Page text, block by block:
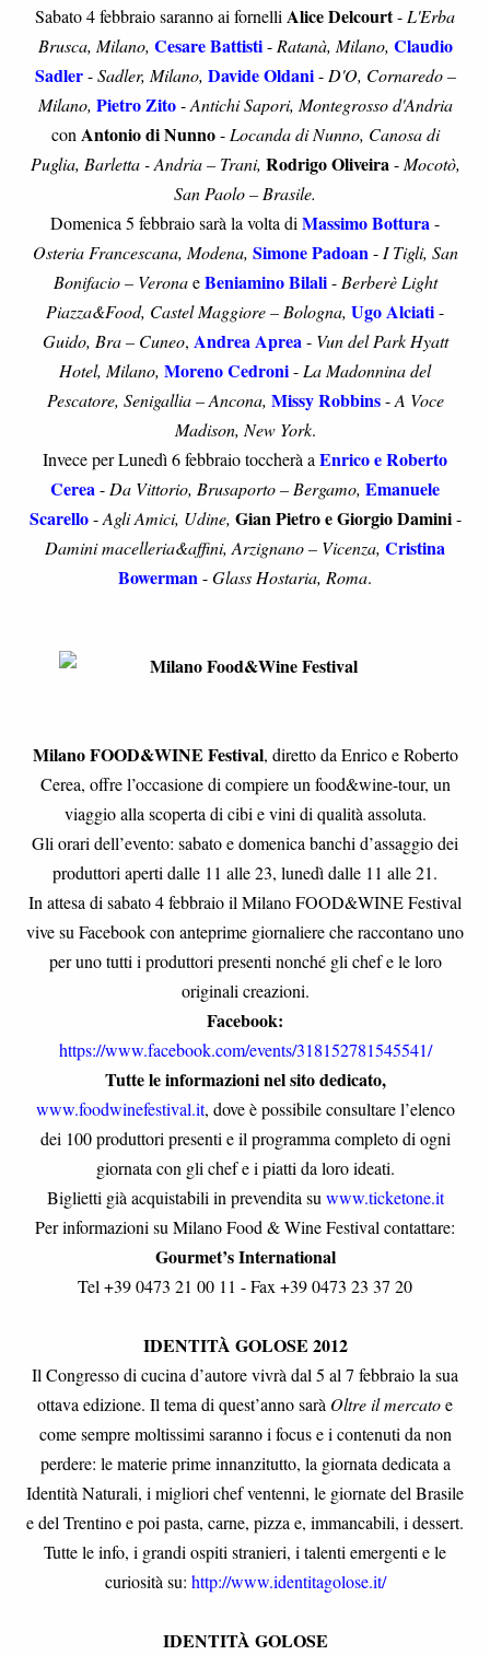
Sabato 4 febbraio saranno ai fornelliAlice Delcourt-L'Erba
Brusca, Milano, Cesare Battisti-Ratanà, Milano, Claudio
Sadler -Sadler, Milano, Davide Oldani-D'O, Cornaredo –
Milano, Pietro Zito-Antichi Sapori, Montegrosso d'Andria
conAntonio di Nunno-Locanda di Nunno, Canosa di
Puglia, Barletta - Andria – Trani, Rodrigo Oliveira-Mocotò,
San Paolo – Brasile.
Domenica 5 febbraio sarà la volta diMassimo Bottura-
Osteria Francescana, Modena, Simone Padoan-I Tigli, San
Bonifacio – Veronae Beniamino Bilali-Berberè Light
Piazza&Food, Castel Maggiore – Bologna, Ugo Alciati-
Guido, Bra – Cuneo, Andrea Aprea- Vun del Park Hyatt
Hotel, Milano, Moreno Cedroni-La Madonnina del
Pescatore, Senigallia – Ancona, Missy Robbins-A Voce
Madison, New York.
Invece per Lunedì 6 febbraio toccherà aEnrico e Roberto
Cerea-Da Vittorio, Brusaporto – Bergamo, Emanuele
Scarello-Agli Amici, Udine, Gian Pietro e Giorgio Damini-
Damini macelleria&affini, Arzignano – Vicenza, Cristina
Bowerman-Glass Hostaria, Roma.
Milano FOOD&WINE Festival, diretto da Enrico e Roberto
Cerea, offre l’occasione di compiere un food&wine-tour, un
viaggio alla scoperta di cibi e vini di qualità assoluta.
Gli orari dell’evento: sabato e domenica banchi d’assaggio dei
produttori aperti dalle 11 alle 23, lunedì dalle 11 alle 21.
In attesa di sabato 4 febbraio il Milano FOOD&WINE Festival
vive su Facebook con anteprime giornaliere che raccontano uno
per uno tutti i produttori presenti nonché gli chef e le loro
originali creazioni.
Facebook:
https://www.facebook.com/events/318152781545541/
Tutte le informazioni nel sito dedicato,
www.foodwinefestival.it, dove è possibile consultare l’elenco
dei 100 produttori presenti e il programma completo di ogni
giornata con gli chef e i piatti da loro ideati.
Biglietti già acquistabili in prevendita suwww.ticketone.it
Per informazioni su Milano Food & Wine Festival contattare:
Gourmet’s International
Tel +39 0473 21 00 11 - Fax +39 0473 23 37 20
IDENTITÀ GOLOSE 2012
Il Congresso di cucina d’autore vivrà dal 5 al 7 febbraio la sua
ottava edizione. Il tema di quest’anno sarà Oltre il mercatoe
come sempre moltissimi saranno i focus e i contenuti da non
perdere: le materie prime innanzitutto, la giornata dedicata a
Identità Naturali, i migliori chef ventenni, le giornate del Brasile
e del Trentino e poi pasta, carne, pizza e, immancabili, i dessert.
Tutte le info, i grandi ospiti stranieri, i talenti emergenti e le
curiosità su: http://www.identitagolose.it/
IDENTITÀ GOLOSE